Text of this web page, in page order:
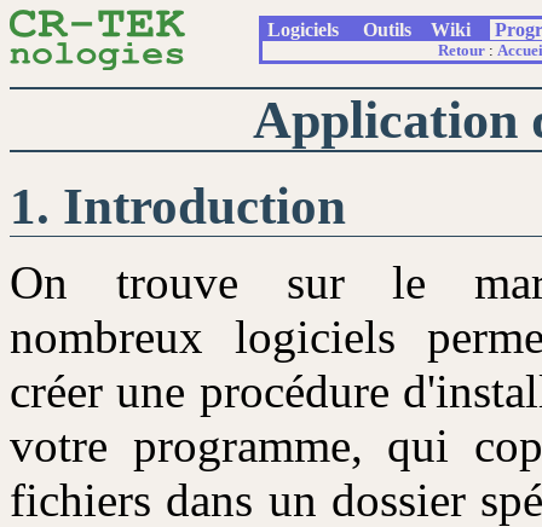
Logiciels Outils Wiki
Retour :
Application
Introduction
On trouve sur le
nombreux logiciels
créer une procédure
votre programme, qui
fichiers dans un dossier